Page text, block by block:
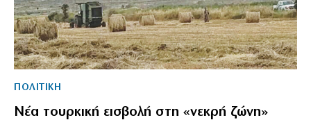
ΠΟΛΙΤΙΚΗ
Νέα τουρκική εισβολή στη «νεκρή ζώνη»